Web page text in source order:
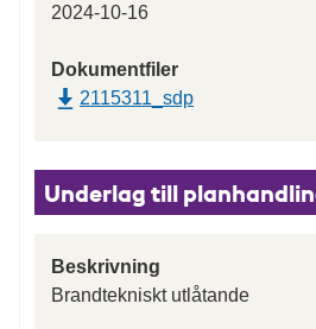
2024-10-16
Dokumentfiler
2115311_sdp
Underlag till
Beskrivning
Brandtekniskt utlåtande